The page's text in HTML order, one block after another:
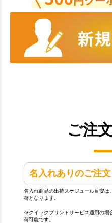
ご注
名入れありのご注文
名入れ商品の出荷スケジュール目安
荷となります。
※クイックプリントサービス適用の場
荷可能です。